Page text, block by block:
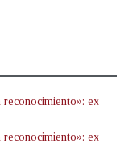
ex
ex